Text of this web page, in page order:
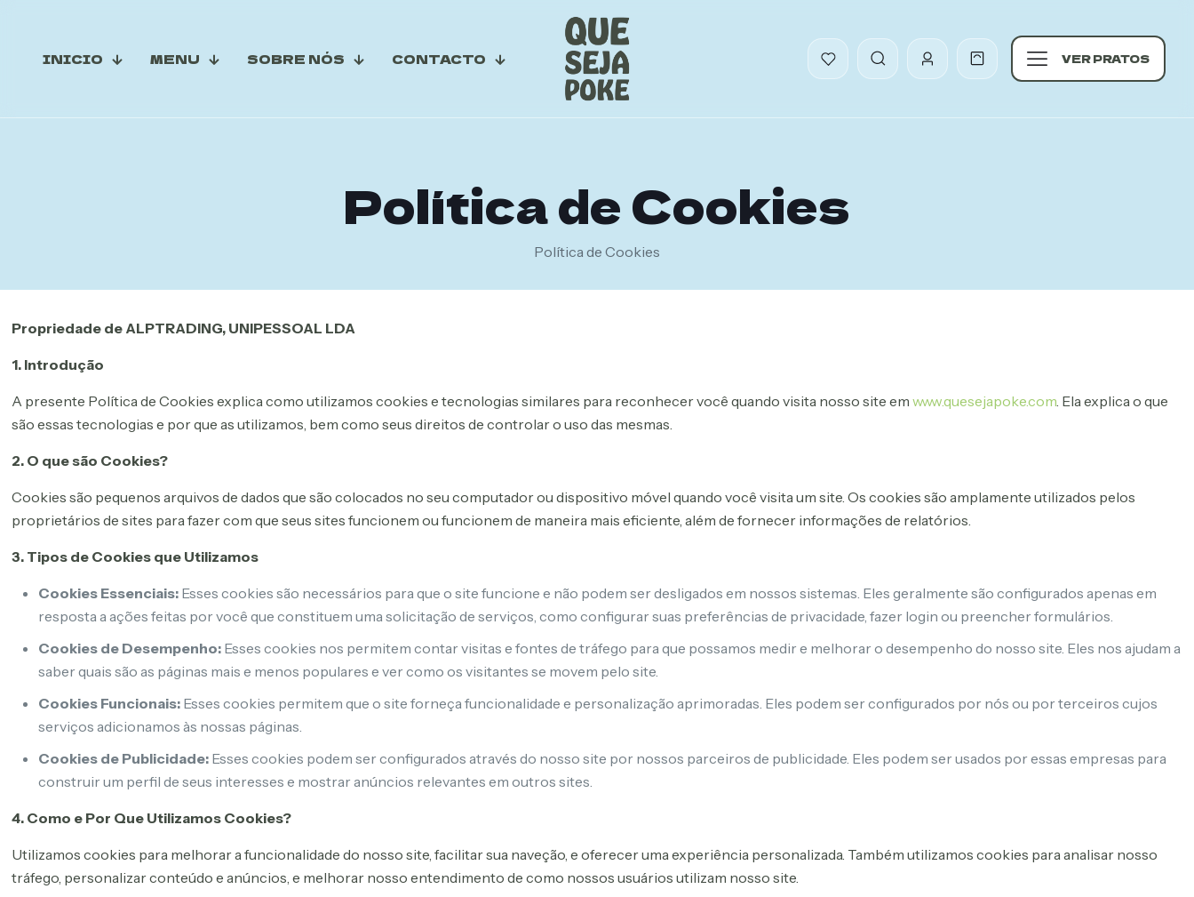
INICIO MENU SOBRE NÓS CONTACTO VER PRATOS
Política de Cookies
Política de Cookies
Propriedade de ALPTRADING, UNIPESSOAL LDA
1. Introdução
A presente Política de Cookies explica como utilizamos cookies e tecnologias similares para reconhecer você quando visita nosso site emwww.quesejapoke.com. Ela explica o que
são essas tecnologias e por que as utilizamos, bem como seus direitos de controlar o uso das mesmas.
2. O que são Cookies?
Cookies são pequenos arquivos de dados que são colocados no seu computador ou dispositivo móvel quando você visita um site. Os cookies são amplamente utilizados pelos
proprietários de sites para fazer com que seus sites funcionem ou funcionem de maneira mais eficiente, além de fornecer informações de relatórios.
3. Tipos de Cookies que Utilizamos
Cookies Essenciais: Esses cookies são necessários para que o site funcione e não podem ser desligados em nossos sistemas. Eles geralmente são configurados apenas em
resposta a ações feitas por você que constituem uma solicitação de serviços, como configurar suas preferências de privacidade, fazer login ou preencher formulários.
Cookies de Desempenho: Esses cookies nos permitem contar visitas e fontes de tráfego para que possamos medir e melhorar o desempenho do nosso site. Eles nos ajudam a
saber quais são as páginas mais e menos populares e ver como os visitantes se movem pelo site.
Cookies Funcionais: Esses cookies permitem que o site forneça funcionalidade e personalização aprimoradas. Eles podem ser configurados por nós ou por terceiros cujos
serviços adicionamos às nossas páginas.
Cookies de Publicidade: Esses cookies podem ser configurados através do nosso site por nossos parceiros de publicidade. Eles podem ser usados por essas empresas para
construir um perfil de seus interesses e mostrar anúncios relevantes em outros sites.
4. Como e Por Que Utilizamos Cookies?
Utilizamos cookies para melhorar a funcionalidade do nosso site, facilitar sua naveção, e oferecer uma experiência personalizada. Também utilizamos cookies para analisar nosso
tráfego, personalizar conteúdo e anúncios, e melhorar nosso entendimento de como nossos usuários utilizam nosso site.